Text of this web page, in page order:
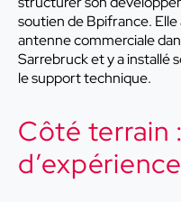
soutien de Bpifrance.
antenne commerciale
Sarrebruck et y a installé
le support technique.
Côté terrain
d’expérience